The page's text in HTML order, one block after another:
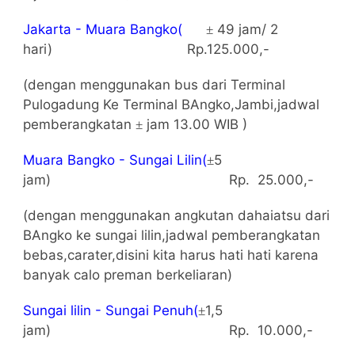
Jakarta - Muara Bangko( ±49 jam/ 2
hari)
Rp.125.000,-
(dengan menggunakan bus dari Terminal
Pulogadung Ke Terminal BAngko,Jambi,jadwal
pemberangkatan ±jam 13.00 WIB )
Muara Bangko - Sungai Lilin(±5
jam)
Rp. 25.000,-
(dengan menggunakan angkutan dahaiatsu dari
BAngko ke sungai lilin,jadwal pemberangkatan
bebas,carater,disini kita harus hati hati karena
banyak calo preman berkeliaran)
Sungai lilin - Sungai Penuh(±1,5
jam)
Rp. 10.000,-